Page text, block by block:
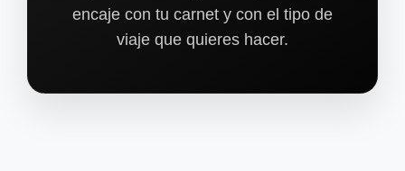
encaje con tu carnet y con el tipo de
viaje que quieres hacer.